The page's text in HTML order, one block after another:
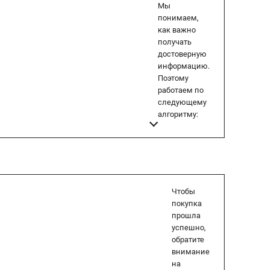
Мы
понимаем,
как важно
получать
достоверную
информацию.
Поэтому
работаем по
следующему
алгоритму:
Чтобы
покупка
прошла
успешно,
обратите
внимание
на